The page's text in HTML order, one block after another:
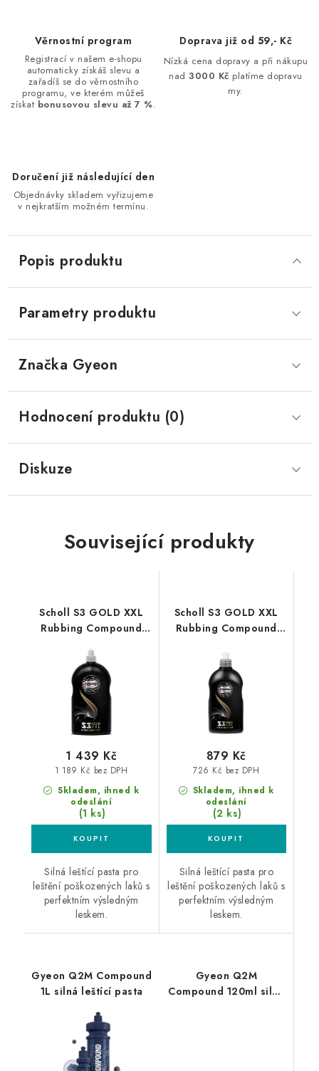
Věrnostní program
Registrací v našem e-shopu
automaticky získáš slevu a
zařadíš se do věrnostního
programu, ve kterém můžeš
získat bonusovou slevu až 7 %.
Doprava již od 59,- Kč
Nízká cena dopravy a při nákupu
nad3000 Kč platíme dopravu
my.
Doručení již následující den
Objednávky skladem vyřizujeme
v nejkratším možném termínu.
Popis produktu
Parametry produktu
Značka Gyeon
Hodnocení produktu (0)
Diskuze
Související produkty
Scholl S3 GOLD XXL
Rubbing Compound
Skladem, ihned k
odeslání
(1 ks)
1 189 Kč bez DPH
1 439 Kč
Silná leštící pasta pro
leštění poškozených laků s
perfektním výsledným
leskem.
Scholl S3 GOLD XXL
Rubbing Compound
Skladem, ihned k
odeslání
(2 ks)
726 Kč bez DPH
879 Kč
Silná leštící pasta pro
leštění poškozených laků s
perfektním výsledným
leskem.
Gyeon Q2M Compound
1L silná leštící pasta
Gyeon Q2M
Compound 120ml silná